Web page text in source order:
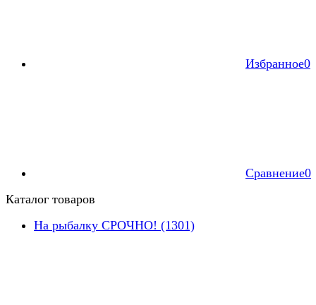
Избранное0
Сравнение0
Каталог товаров
На рыбалку СРОЧНО! (1301)